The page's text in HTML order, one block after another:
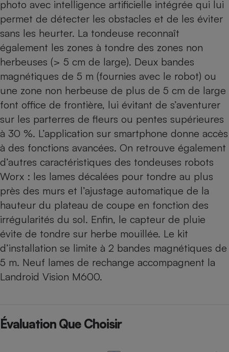
photo avec intelligence artificielle intégrée qui lui
permet de détecter les obstacles et de les éviter
sans les heurter. La tondeuse reconnaît
également les zones à tondre des zones non
herbeuses (> 5 cm de large). Deux bandes
magnétiques de 5 m (fournies avec le robot) ou
une zone non herbeuse de plus de 5 cm de large
font office de frontière, lui évitant de s’aventurer
sur les parterres de fleurs ou pentes supérieures
à 30 %. L’application sur smartphone donne accès
à des fonctions avancées. On retrouve également
d’autres caractéristiques des tondeuses robots
Worx : les lames décalées pour tondre au plus
près des murs et l’ajustage automatique de la
hauteur du plateau de coupe en fonction des
irrégularités du sol. Enfin, le capteur de pluie
évite de tondre sur herbe mouillée. Le kit
d’installation se limite à 2 bandes magnétiques de
5 m. Neuf lames de rechange accompagnent la
Landroid Vision M600.
Évaluation Que Choisir